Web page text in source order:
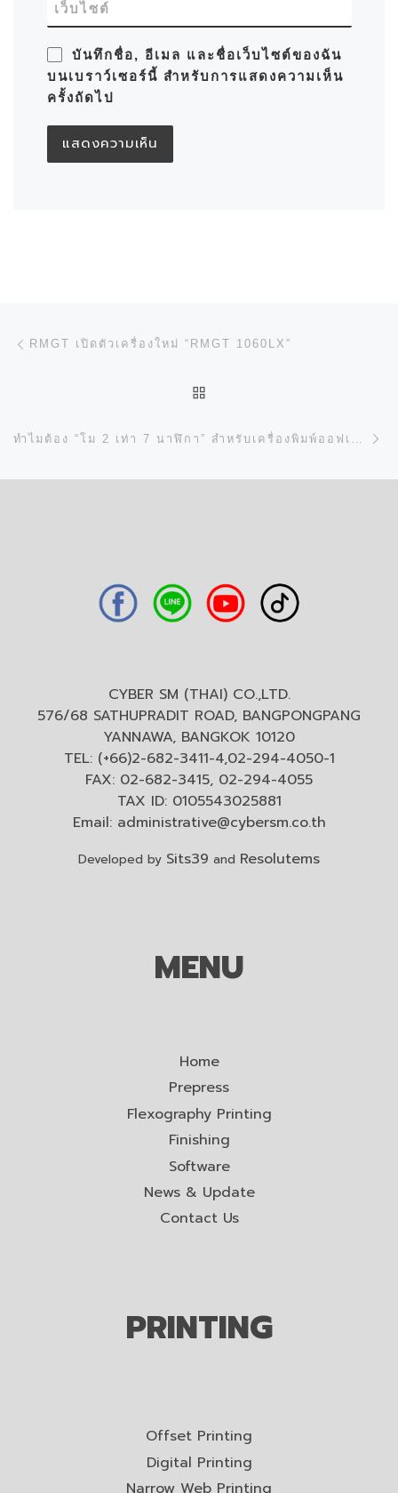
เว็บไซต์
บันทึกชื่อ, อีเมล และชื่อเว็บไซต์ของฉัน
บนเบราว์เซอร์นี้ สำหรับการแสดงความเห็น
ครั้งถัดไป
การนำทางของเรื่อง
RMGT เปิดตัวเครื่องใหม่ “RMGT 1060LX”
CYBER SM (THAI) CO.,LTD.
576/68 SATHUPRADIT ROAD, BANGPONGPANG
YANNAWA, BANGKOK 10120
TEL: (+66)2-682-3411-4,02-294-4050-1
FAX: 02-682-3415, 02-294-4055
TAX ID: 0105543025881
Email: administrative@cybersm.co.th
Developed by Sits39 and Resolutems
MENU
Home
Prepress
Flexography Printing
Finishing
Software
News & Update
Contact Us
PRINTING
Offset Printing
Digital Printing
Narrow Web Printing